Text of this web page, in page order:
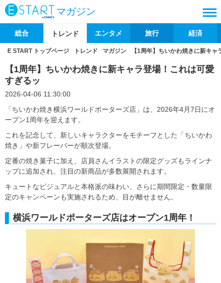
マガジン
総合 トレンド エンタメ 旅行 経済
E START トップページ トレンド マガジン 【1周年】ちいかわ焼きに新キ
【1周年】ちいかわ焼きに新キャラ登場！これは可愛
すぎるッ
2026-04-06 11:30:00
「ちいかわ焼き横浜ワールドポーターズ店」は、2026年4月7日にオ
ープン1周年を迎えます。
これを記念して、新しいキャラクターをモチーフとした「ちいかわ
焼き」や新フレーバーが順次登場。
定番の焼き菓子に加え、店員さんイラストの限定グッズもラインナ
ップに追加され、注目の新商品が多数展開されます。
キュートなビジュアルと本格派の味わい、さらに期間限定・数量限
定のキャンペーンも実施されるため、目が離せません。
横浜ワールドポーターズ店はオープン1周年！